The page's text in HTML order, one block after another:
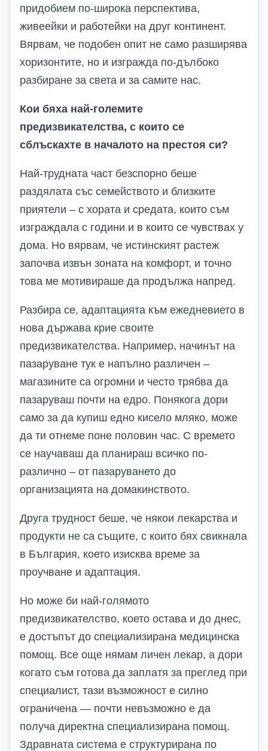
придобием по-широка перспектива,
живеейки и работейки на друг континент.
Вярвам, че подобен опит не само разширява
хоризонтите, но и изгражда по-дълбоко
разбиране за света и за самите нас.
Кои бяха най-големите
предизвикателства, с които се
сблъскахте в началото на престоя си?
Най-трудната част безспорно беше
раздялата със семейството и близките
приятели – с хората и средата, които съм
изграждала с години и в които се чувствах у
дома. Но вярвам, че истинският растеж
започва извън зоната на комфорт, и точно
това ме мотивираше да продължа напред.
Разбира се, адаптацията към ежедневието в
нова държава крие своите
предизвикателства. Например, начинът на
пазаруване тук е напълно различен –
магазините са огромни и често трябва да
пазаруваш почти на едро. Понякога дори
само за да купиш едно кисело мляко, може
да ти отнеме поне половин час. С времето
се научаваш да планираш всичко по-
различно – от пазаруването до
организацията на домакинството.
Друга трудност беше, че някои лекарства и
продукти не са същите, с които бях свикнала
в България, което изисква време за
проучване и адаптация.
Но може би най-голямото
предизвикателство, което остава и до днес,
е достъпът до специализирана медицинска
помощ. Все още нямам личен лекар, а дори
когато съм готова да заплатя за преглед при
специалист, тази възможност е силно
ограничена — почти невъзможно е да
получа директна специализирана помощ.
Здравната система е структурирана по